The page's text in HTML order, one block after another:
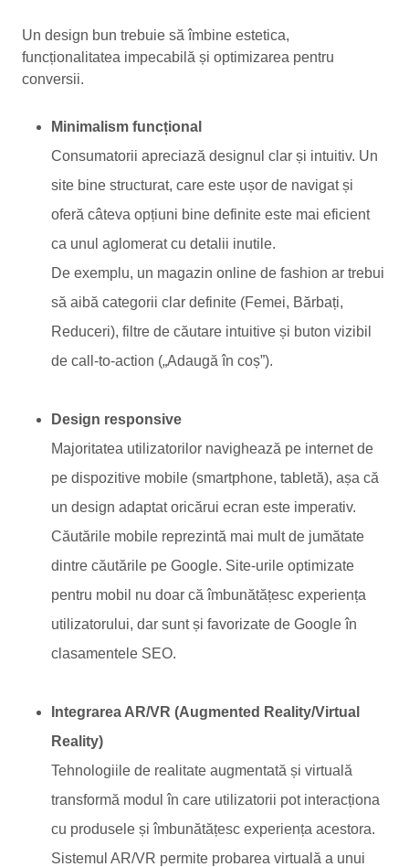
Un design bun trebuie să îmbine estetica,
funcționalitatea impecabilă și optimizarea pentru
conversii.
Minimalism funcțional
Consumatorii apreciază designul clar și intuitiv. Un
site bine structurat, care este ușor de navigat și
oferă câteva opțiuni bine definite este mai eficient
ca unul aglomerat cu detalii inutile.
De exemplu, un magazin online de fashion ar trebui
să aibă categorii clar definite (Femei, Bărbați,
Reduceri), filtre de căutare intuitive și buton vizibil
de call-to-action („Adaugă în coș”).
Design responsive
Majoritatea utilizatorilor navighează pe internet de
pe dispozitive mobile (smartphone, tabletă), așa că
un design adaptat oricărui ecran este imperativ.
Căutările mobile reprezintă mai mult de jumătate
dintre căutările pe Google. Site-urile optimizate
pentru mobil nu doar că îmbunătățesc experiența
utilizatorului, dar sunt și favorizate de Google în
clasamentele SEO.
Integrarea AR/VR (Augmented Reality/Virtual
Reality)
Tehnologiile de realitate augmentată și virtuală
transformă modul în care utilizatorii pot interacționa
cu produsele și îmbunătățesc experiența acestora.
Sistemul AR/VR permite probarea virtuală a unui